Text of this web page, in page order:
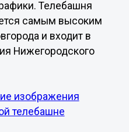
Телебашня
самым высоким
и входит в
Нижегородского
изображения
телебашне